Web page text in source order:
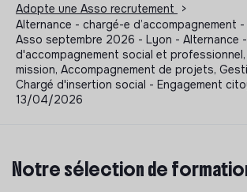
Adopte une Asso recrutement
>
Alternance - chargé-e d’accompagnement
Asso septembre 2026 - Lyon - Alternance -
d'accompagnement social et professionnel,
mission, Accompagnement de projets,
Chargé d'insertion social - Engagement
13/04/2026
Notre sélection de